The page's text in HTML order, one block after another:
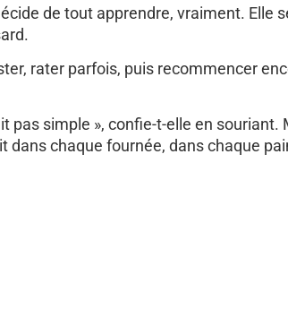
de tout apprendre, vraiment. Elle
rater parfois, puis recommencer
pas simple », confie-t-elle en
dans chaque fournée, dans chaque